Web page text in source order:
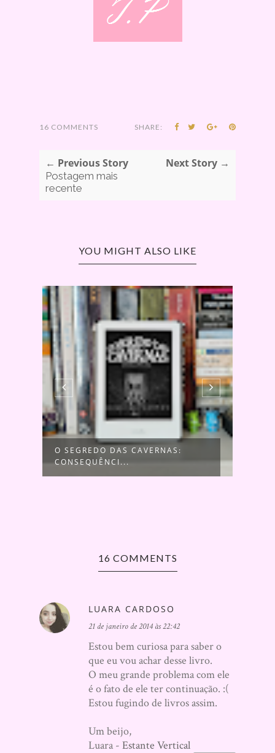
16 COMMENTS SHARE:
← Previous Story
Postagem mais
recente
Next Story →
YOU MIGHT ALSO LIKE
O SEGREDO DAS CAVERNAS:
CONSEQUÊNCI...
16 COMMENTS
LUARA CARDOSO
21 de janeiro de 2014 às 22:42
Estou bem curiosa para saber o
que eu vou achar desse livro.
O meu grande problema com ele
é o fato de ele ter continuação. :(
Estou fugindo de livros assim.
Um beijo,
Luara - Estante Vertical